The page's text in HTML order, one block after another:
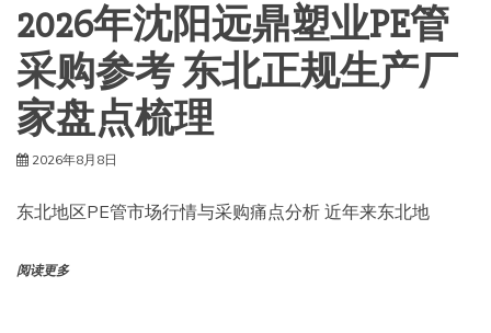
2026年沈阳远鼎塑业PE管
采购参考 东北正规生产厂
家盘点梳理
2026年8月8日
东北地区PE管市场行情与采购痛点分析 近年来东北地
阅读更多